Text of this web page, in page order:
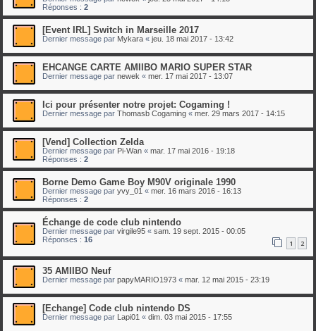
Réponses : 2
[Event IRL] Switch in Marseille 2017
Dernier message par Mykara « jeu. 18 mai 2017 - 13:42
EHCANGE CARTE AMIIBO MARIO SUPER STAR
Dernier message par newek « mer. 17 mai 2017 - 13:07
Ici pour présenter notre projet: Cogaming !
Dernier message par Thomasb Cogaming « mer. 29 mars 2017 - 14:15
[Vend] Collection Zelda
Dernier message par Pi-Wan « mar. 17 mai 2016 - 19:18
Réponses : 2
Borne Demo Game Boy M90V originale 1990
Dernier message par yvy_01 « mer. 16 mars 2016 - 16:13
Réponses : 2
Échange de code club nintendo
Dernier message par virgile95 « sam. 19 sept. 2015 - 00:05
Réponses : 16 1 2
35 AMIIBO Neuf
Dernier message par papyMARIO1973 « mar. 12 mai 2015 - 23:19
[Echange] Code club nintendo DS
Dernier message par Lapi01 « dim. 03 mai 2015 - 17:55